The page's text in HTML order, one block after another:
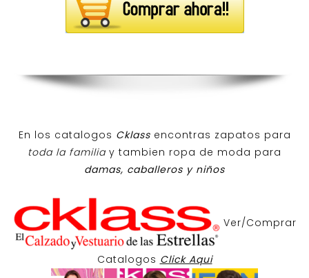
En los catalogos Cklass encontras zapatos para
toda la familiay tambien ropa de moda para
damas, caballeros y niños
Ver/Comprar
Catalogos Click Aqui